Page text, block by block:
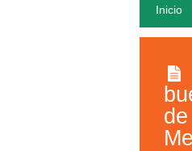
Inicio